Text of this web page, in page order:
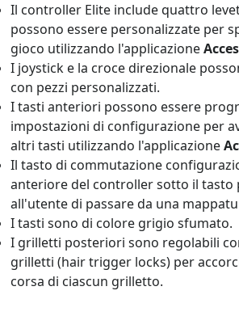
Il controller Elite include quattro
possono essere personalizzate per
gioco utilizzando l'applicazione
I joystick e la croce direzionale
con pezzi personalizzati.
I tasti anteriori possono essere
impostazioni di configurazione per
altri tasti utilizzando l'applicazione
Il tasto di commutazione
anteriore del controller sotto il tasto
all'utente di passare da una
I tasti sono di colore grigio sfumato.
I grilletti posteriori sono regolabili
grilletti (hair trigger locks) per
corsa di ciascun grilletto.